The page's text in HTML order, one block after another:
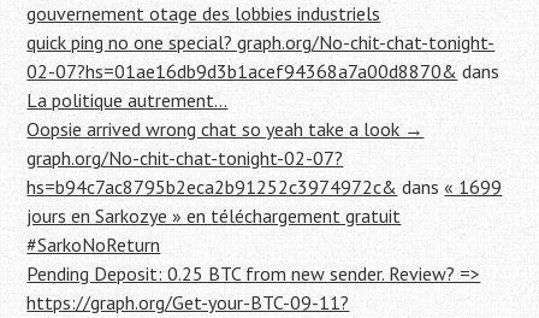
gouvernement otage des lobbies industriels
quick ping no one special? graph.org/No-chit-chat-tonight-
02-07?hs=01ae16db9d3b1acef94368a7a00d8870& dans
La politique autrement…
Oopsie arrived wrong chat so yeah take a look →
graph.org/No-chit-chat-tonight-02-07?
hs=b94c7ac8795b2eca2b91252c3974972c&dans« 1699
jours en Sarkozye » en téléchargement gratuit
#SarkoNoReturn
Pending Deposit: 0.25 BTC from new sender. Review? =>
https://graph.org/Get-your-BTC-09-11?